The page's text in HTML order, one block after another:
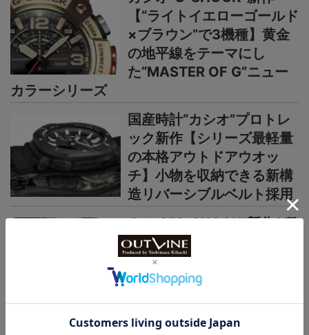
【“ライトイエローゴールド
×ブラウン”で3機種】黄金
の地平線をテーマにし
た“MASTER OF G”ニュー
カラーシリーズ
国産時計“カシオ”プロトレ
ック新作【シリーズ最軽量
の本格アウトドアウオッ
チ】小物を収納できる新構
造リバーシブルベルト採用
カシオ“G-SHOCK”新作2種
【薄型・軽量な“メタルベゼ
ル×カーボン”仕様】“G-
STEEL”シリーズからウレタ
＞＞＞もっと見る